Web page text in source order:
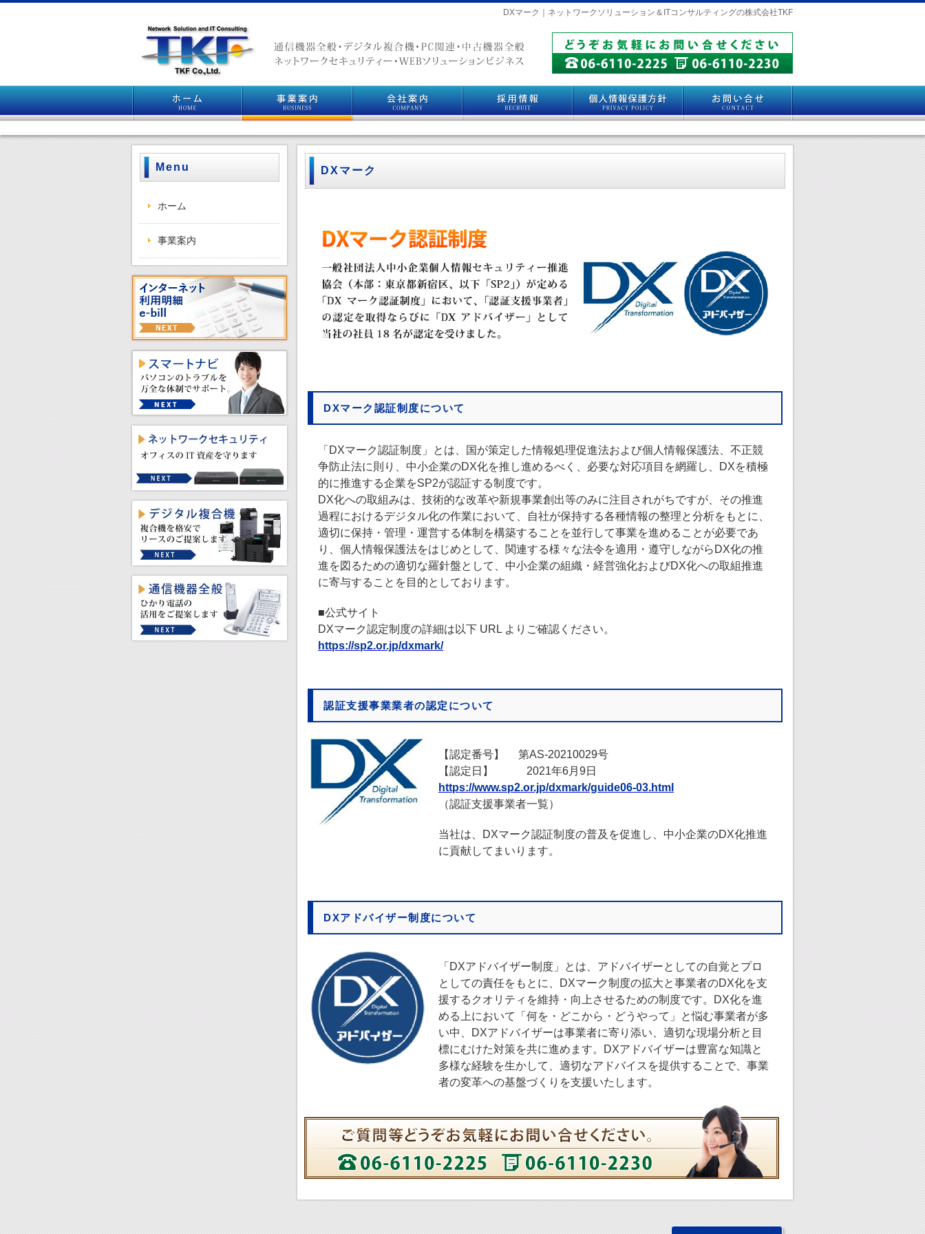
DXマーク｜ネットワークソリューション＆ ITコンサルティングの株式会社TKF
DXマーク
DXマーク認証制度について
「DXマーク認証制度」とは、国が策定した情報処理促進法および個人情報保護法、不正競
争防止法に則り、中小企業のDX化を推し進めるべく、必要な対応項目を網羅し、DXを積極
的に推進する企業をSP2が認証する制度です。
DX化への取組みは、技術的な改革や新規事業創出等のみに注目されがちですが、その推進
過程におけるデジタル化の作業において、自社が保持する各種情報の整理と分析をもとに、
適切に保持・管理・運営する体制を構築することを並行して事業を進めることが必要であ
り、個人情報保護法をはじめとして、関連する様々な法令を適用・遵守しながらDX化の推
進を図るための適切な羅針盤として、中小企業の組織・経営強化およびDX化への取組推進
に寄与することを目的としております。
■公式サイト
DXマーク認定制度の詳細は以下 URL よりご確認ください。
https://sp2.or.jp/dxmark/
認証支援事業業者の認定について
【認定番号】 第AS-20210029号
【認定日】 2021年6月9日
https://www.sp2.or.jp/dxmark/guide06-03.html
（認証支援事業者一覧）
当社は、DXマーク認証制度の普及を促進し、中小企業のDX化推進
に貢献してまいります。
DXアドバイザー制度について
「DXアドバイザー制度」とは、アドバイザーとしての自覚とプロ
としての責任をもとに、DXマーク制度の拡大と事業者のDX化を支
援するクオリティを維持・向上させるための制度です。DX化を進
める上において「何を・どこから・どうやって」と悩む事業者が多
い中、DXアドバイザーは事業者に寄り添い、適切な現場分析と目
標にむけた対策を共に進めます。DXアドバイザーは豊富な知識と
多様な経験を生かして、適切なアドバイスを提供することで、事業
者の変革への基盤づくりを支援いたします。
Menu
ホーム
事業案内
ゴールドラインひかり
ウォーターサーバー
DXマーク認証制度
スマートナビ
ネットワークセキュリティ
デジタル複合機
通信機器全般
電話工事・LAN工事
WEBソリューション